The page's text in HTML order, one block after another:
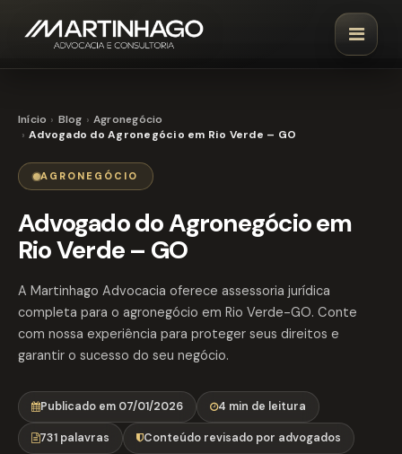
Início Blog
Agronegócio
Advogado do Agronegócio em Rio Verde – GO
AGRONEGÓCIO
Advogado do Agronegócio em
Rio Verde – GO
A Martinhago Advocacia oferece assessoria jurídica
completa para o agronegócio em Rio Verde-GO. Conte
com nossa experiência para proteger seus direitos e
garantir o sucesso do seu negócio.
Publicado em 07/01/2026 4 min de leitura
731 palavras Conteúdo revisado por advogados